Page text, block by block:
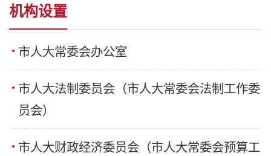
机构设置
市人大常委会办公室
市人大法制委员会（市人大常委会法制工作委
员会）
市人大财政经济委员会（市人大常委会预算工